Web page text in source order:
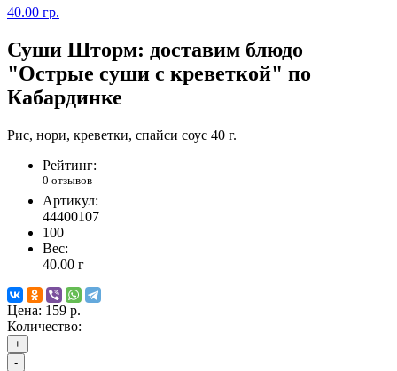
40.00 гр.
Суши Шторм: доставим блюдо
"Острые суши с креветкой" по
Кабардинке
Рис, нори, креветки, спайси соус 40 г.
Рейтинг:
0 отзывов
Артикул:
44400107
100
Вес:
40.00 г
Цена: 159 р.
Количество:
+
-